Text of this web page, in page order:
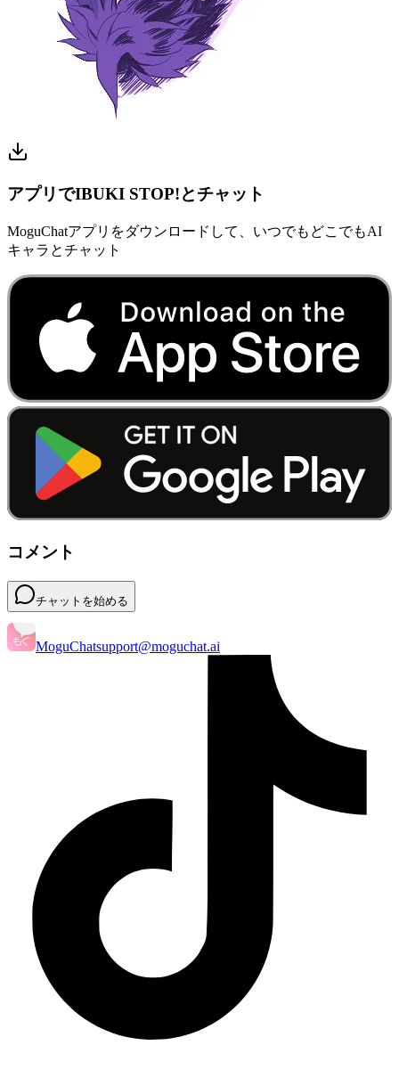
アプリでIBUKI STOP!とチャット
MoguChatアプリをダウンロードして、いつでもどこでもAI
キャラとチャット
コメント
チャットを始める
MoguChatsupport@moguchat.ai